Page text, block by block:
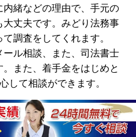
緒などの理由で、手元の
丈夫です。みどり法務事
調査をしてくれます。
ル相談、また、司法書士
また、着手金をはじめと
して相談ができます。
できる事務所一覧